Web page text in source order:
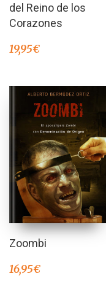
del Reino de los
Corazones
19,95€
Zoombi
16,95€